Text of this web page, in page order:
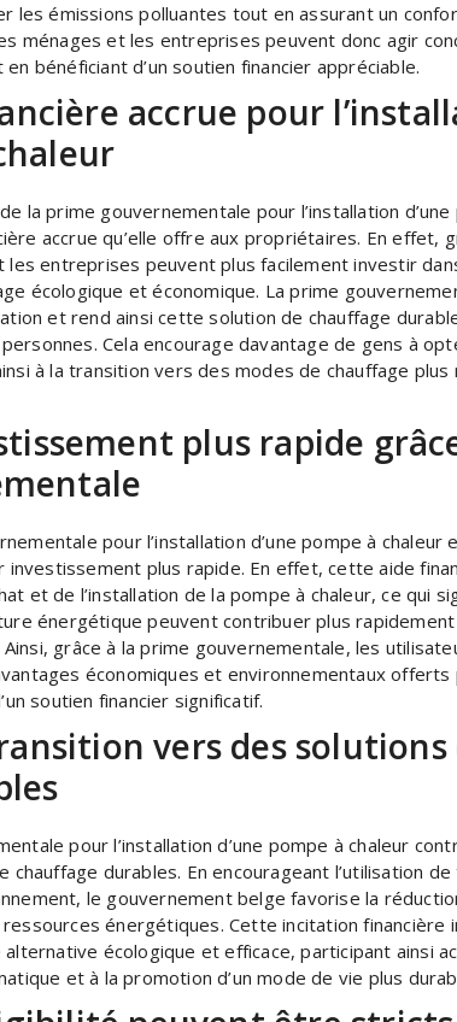
les émissions polluantes tout en assurant un
ménages et les entreprises peuvent donc agir
bénéficiant d’un soutien financier appréciable.
accrue pour
la prime gouvernementale pour l’installation
accrue qu’elle offre aux propriétaires. En effet,
les entreprises peuvent plus facilement investir
écologique et économique. La prime
et rend ainsi cette solution de chauffage
Cela encourage davantage de gens à
à la transition vers des modes de chauffage
plus rapide
pour l’installation d’une pompe à chaleur
investissement plus rapide. En effet, cette aide
et de l’installation de la pompe à chaleur, ce qui
énergétique peuvent contribuer plus
grâce à la prime gouvernementale, les
économiques et environnementaux offerts
soutien financier significatif.
vers des solutions
pour l’installation d’une pompe à chaleur
durables. En encourageant l’utilisation
le gouvernement belge favorise la
énergétiques. Cette incitation financière
écologique et efficace, participant ainsi
et à la promotion d’un mode de vie plus